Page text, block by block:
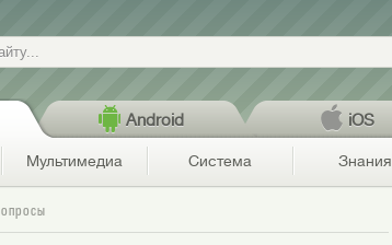
Android iOS
Мультимедиа Система Знания